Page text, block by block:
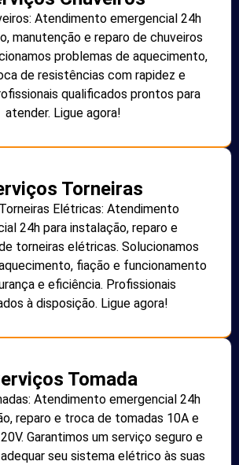
Atendimento emergencial 24h
manutenção e reparo de chuveiros
problemas de aquecimento,
de resistências com rapidez e
qualificados prontos para
atender. Ligue agora!
Torneiras
Elétricas: Atendimento
24h para instalação, reparo e
torneiras elétricas. Solucionamos
fiação e funcionamento
e eficiência. Profissionais
à disposição. Ligue agora!
Tomada
Atendimento emergencial 24h
reparo e troca de tomadas 10A e
Garantimos um serviço seguro e
seu sistema elétrico às suas